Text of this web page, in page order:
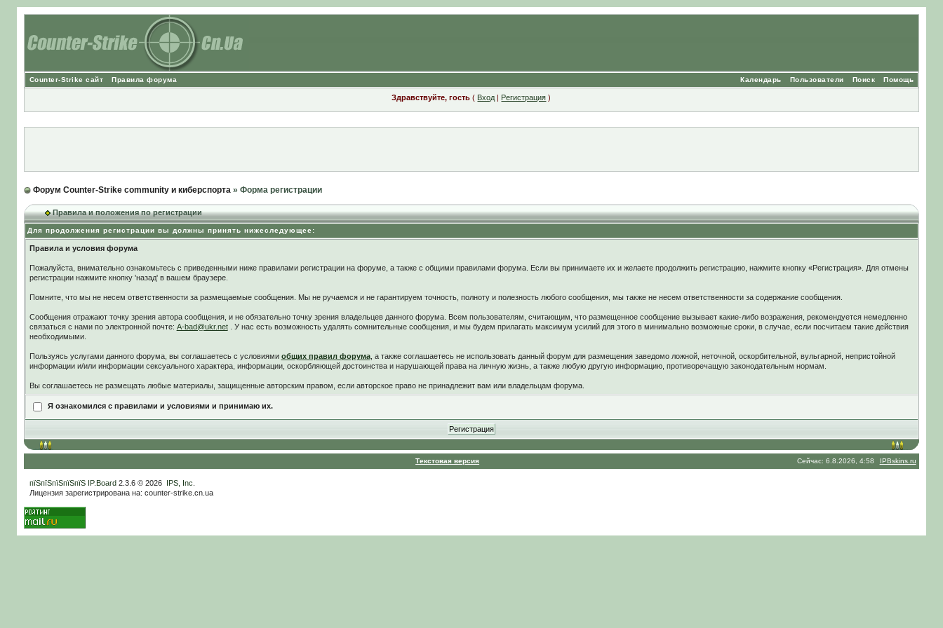
Counter-Strike сайт Правила форума Помощь
Поиск
Пользователи
Календарь
Здравствуйте, гость ( Вход | Регистрация )
Форум Counter-Strike community и киберспорта» Форма регистрации
Правила и положения по регистрации
Для продолжения регистрации вы должны принять нижеследующее:
Правила и условия форума
Пожалуйста, внимательно ознакомьтесь с приведенными ниже правилами регистрации на форуме, а также с общими правилами форума. Если вы принимаете их и желаете продолжить регистрацию, нажмите кнопку «Регистрация». Для отмены
регистрации нажмите кнопку 'назад' в вашем браузере.
Помните, что мы не несем ответственности за размещаемые сообщения. Мы не ручаемся и не гарантируем точность, полноту и полезность любого сообщения, мы также не несем ответственности за содержание сообщения.
Сообщения отражают точку зрения автора сообщения, и не обязательно точку зрения владельцев данного форума. Всем пользователям, считающим, что размещенное сообщение вызывает какие-либо возражения, рекомендуется немедленно
связаться с нами по электронной почте: A-bad@ukr.net. У нас есть возможность удалять сомнительные сообщения, и мы будем прилагать максимум усилий для этого в минимально возможные сроки, в случае, если посчитаем такие действия
необходимыми.
Пользуясь услугами данного форума, вы соглашаетесь c условиями общих правил форума, а также соглашаетесь не использовать данный форум для размещения заведомо ложной, неточной, оскорбительной, вульгарной, непристойной
информации и/или информации сексуального характера, информации, оскорбляющей достоинства и нарушающей права на личную жизнь, а также любую другую информацию, противоречащую законодательным нормам.
Вы соглашаетесь не размещать любые материалы, защищенные авторским правом, если авторское право не принадлежит вам или владельцам форума.
Я ознакомился с правилами и условиями и принимаю их.
Текстовая версия Сейчас: 6.8.2026, 4:58 IPBskins.ru
пїЅпїЅпїЅпїЅпїЅ IP.Board2.3.6 © 2026 IPS, Inc
Лицензия зарегистрирована на: counter-strike.cn.ua